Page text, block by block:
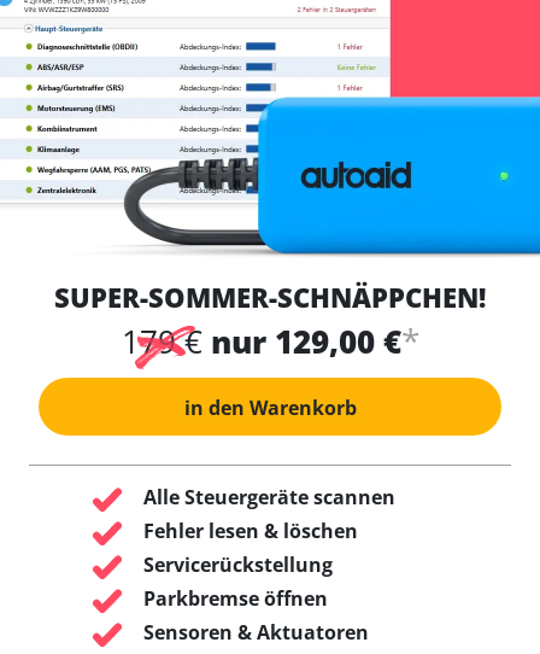
SUPER-SOMMER-SCHNÄPPCHEN!
179 € nur 129,00 €*
in den Warenkorb
Alle Steuergeräte scannen
Fehler lesen & löschen
Servicerückstellung
Parkbremse öffnen
Sensoren & Aktuatoren